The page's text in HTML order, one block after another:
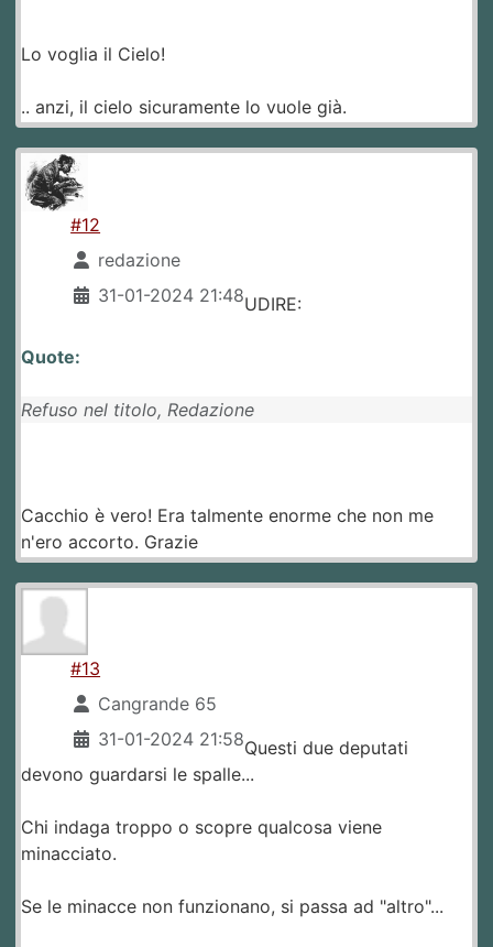
Lo voglia il Cielo!
.. anzi, il cielo sicuramente lo vuole già.
#12
redazione
31-01-2024 21:48UDIRE:
Quote:
Refuso nel titolo, Redazione
Cacchio è vero! Era talmente enorme che non me
n'ero accorto. Grazie
#13
Cangrande 65
31-01-2024 21:58Questi due deputati
devono guardarsi le spalle...
Chi indaga troppo o scopre qualcosa viene
minacciato.
Se le minacce non funzionano, si passa ad "altro"...